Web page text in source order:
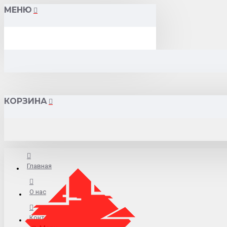
МЕНЮ
КОРЗИНА
Главная
О нас
Контакты